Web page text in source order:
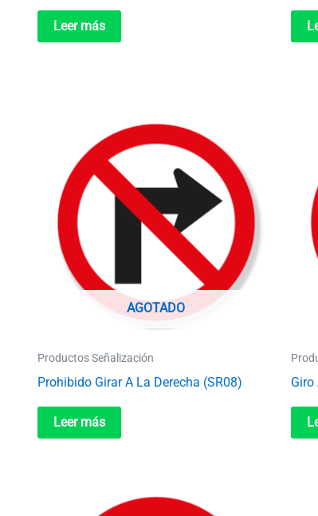
Leer más
AGOTADO
Productos Señalización
Prohibido Girar A La Derecha (SR08)
Leer más
Giro